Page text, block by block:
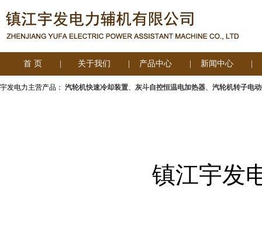
首 页 关于我们 产品中心 新闻中心
宇发电力主营产品： 汽轮机快速冷却装置、 灰斗自控恒温电加热器、 汽轮机转子电
镇江宇发